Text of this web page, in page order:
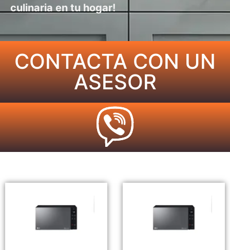
culinaria en tu hogar!
CONTACTA CON UN
ASESOR